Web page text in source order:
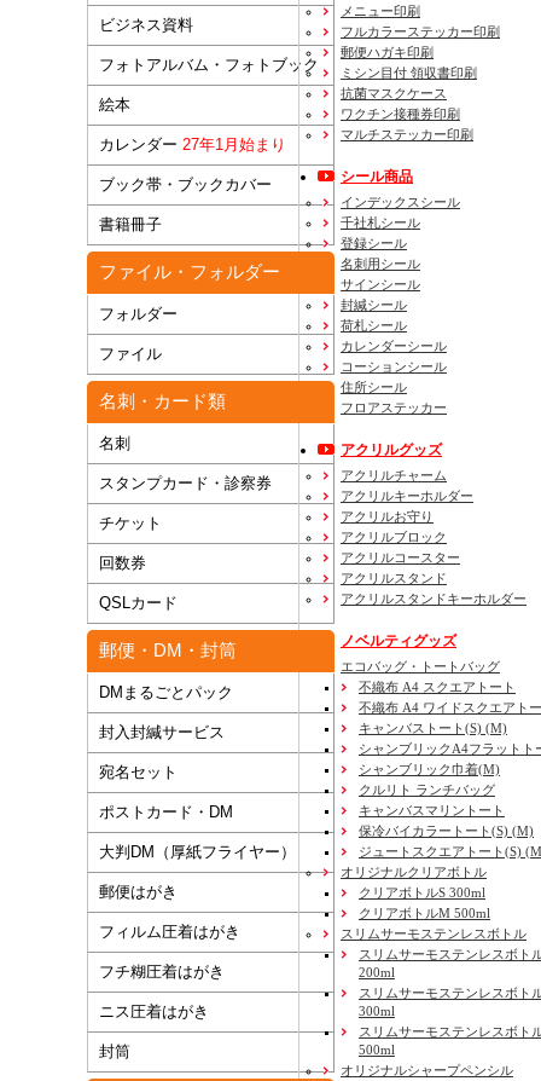
ビジネス資料
フォトアルバム・フォトブック
絵本
カレンダー 27年1月始まり
ブック帯・ブックカバー
書籍冊子
ファイル・フォルダー
フォルダー
ファイル
名刺・カード類
名刺
スタンプカード・診察券
チケット
回数券
QSLカード
郵便・DM・封筒
DMまるごとパック
封入封緘サービス
宛名セット
ポストカード・DM
大判DM（厚紙フライヤー）
郵便はがき
フィルム圧着はがき
フチ糊圧着はがき
ニス圧着はがき
封筒
メニュー印刷
フルカラーステッカー印刷
郵便ハガキ印刷
ミシン目付 領収書印刷
抗菌マスクケース
ワクチン接種券印刷
マルチステッカー印刷
シール商品
インデックスシール
千社札シール
登録シール
名刺用シール
サインシール
封緘シール
荷札シール
カレンダーシール
コーションシール
住所シール
フロアステッカー
アクリルグッズ
アクリルチャーム
アクリルキーホルダー
アクリルお守り
アクリルブロック
アクリルコースター
アクリルスタンド
アクリルスタンドキーホルダー
ノベルティグッズ
エコバッグ・トートバッグ
不織布 A4 スクエアトート
不織布 A4 ワイドスクエアト
キャンバストート(S) (M)
シャンブリックA4フラットト
シャンブリック巾着(M)
クルリト ランチバッグ
キャンバスマリントート
保冷バイカラートート(S) (M)
ジュートスクエアトート(S)
オリジナルクリアボトル
クリアボトルS 300ml
クリアボトルM 500ml
スリムサーモステンレスボトル
スリムサーモステンレスボト
200ml
スリムサーモステンレスボト
300ml
スリムサーモステンレスボト
500ml
オリジナルシャープペンシル